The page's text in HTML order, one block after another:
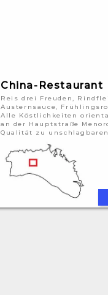
China-Restaurant
Reis drei Freuden,
Austernsauce,
Alle Köstlichkeiten
an der Hauptstraße
Qualität zu